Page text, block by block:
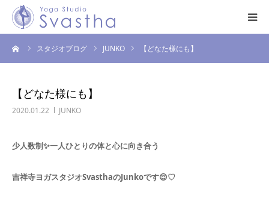
スタジオブログ JUNKO 【どなた様にも】
【どなた様にも】
2020.01.22 JUNKO
少人数制✨️一人ひとりの体と心に向き合う
吉祥寺ヨガスタジオSvasthaのJunkoです😌♡
はじめての方へ